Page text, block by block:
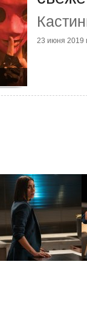
23 июня 2019